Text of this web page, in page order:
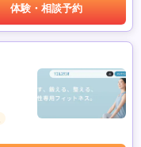
体験・相談予約